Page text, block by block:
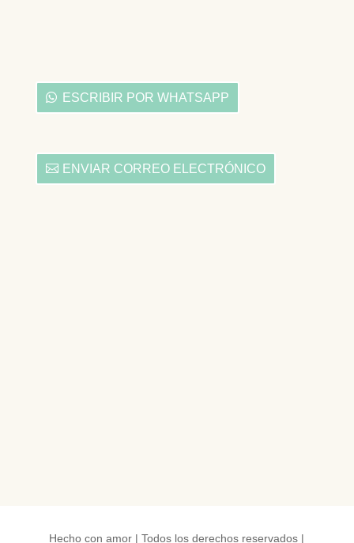
ESCRIBIR POR WHATSAPP
ENVIAR CORREO ELECTRÓNICO
Hecho con amor | Todos los derechos reservados |